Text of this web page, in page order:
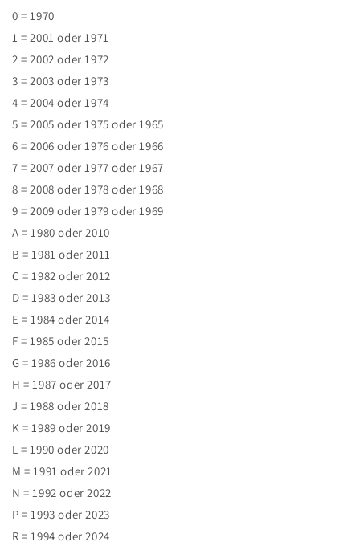
0 = 1970
1 = 2001 oder 1971
2 = 2002 oder 1972
3 = 2003 oder 1973
4 = 2004 oder 1974
5 = 2005 oder 1975 oder 1965
6 = 2006 oder 1976 oder 1966
7 = 2007 oder 1977 oder 1967
8 = 2008 oder 1978 oder 1968
9 = 2009 oder 1979 oder 1969
A = 1980 oder 2010
B = 1981 oder 2011
C = 1982 oder 2012
D = 1983 oder 2013
E = 1984 oder 2014
F = 1985 oder 2015
G = 1986 oder 2016
H = 1987 oder 2017
J = 1988 oder 2018
K = 1989 oder 2019
L = 1990 oder 2020
M = 1991 oder 2021
N = 1992 oder 2022
P = 1993 oder 2023
R = 1994 oder 2024